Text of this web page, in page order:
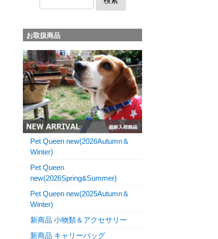
お取扱商品
Pet Queen new(2026Autumn＆
Winter)
Pet Queen
new(2026Spring&Summer)
Pet Queen new(2025Autumn＆
Winter)
新商品 小物類＆アクセサリー
新商品 キャリーバッグ